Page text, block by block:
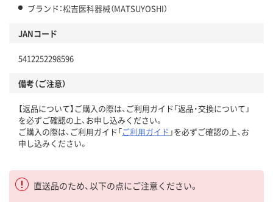
ブランド：松吉医科器械（MATSUYOSHI）
JANコード
5412252298596
備考（ご注意）
【返品について】ご購入の際は、ご利用ガイド「返品・交換について」
を必ずご確認の上、お申し込みください。
ご購入の際は、ご利用ガイド「ご利用ガイド 」を必ずご確認の上、お
申し込みください。
直送品のため、以下の点にご注意ください。